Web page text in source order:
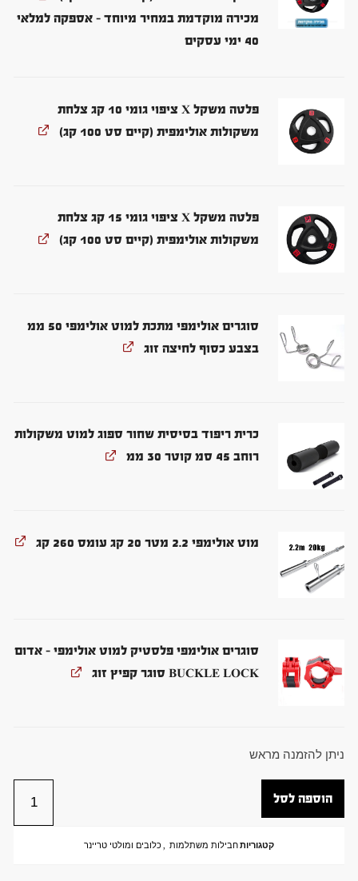
מכירה מוקדמת במחיר מיוחד – אספקה למלאי
40 ימי עסקים
פלטה משקל X ציפוי גומי 10 קג צלחת
משקולות אולימפית (קיים סט 100 קג)
פלטה משקל X ציפוי גומי 15 קג צלחת
משקולות אולימפית (קיים סט 100 קג)
סוגרים אולימפי מתכת למוט אולימפי 50 ממ
בצבע כסוף לחיצה זוג
כרית ריפוד בסיסית שחור ספוג למוט משקולות
רוחב 45 סמ קוטר 30 ממ
מוט אולימפי 2.2 מטר 20 קג עומס 260 קג
סוגרים אולימפי פלסטיק למוט אולימפי - אדום
BUCKLE LOCK סוגר קפיץ זוג
ניתן להזמנה מראש
הוספה לסל
קטגוריותחבילות משתלמות ,כלובים ומולטי טריינר